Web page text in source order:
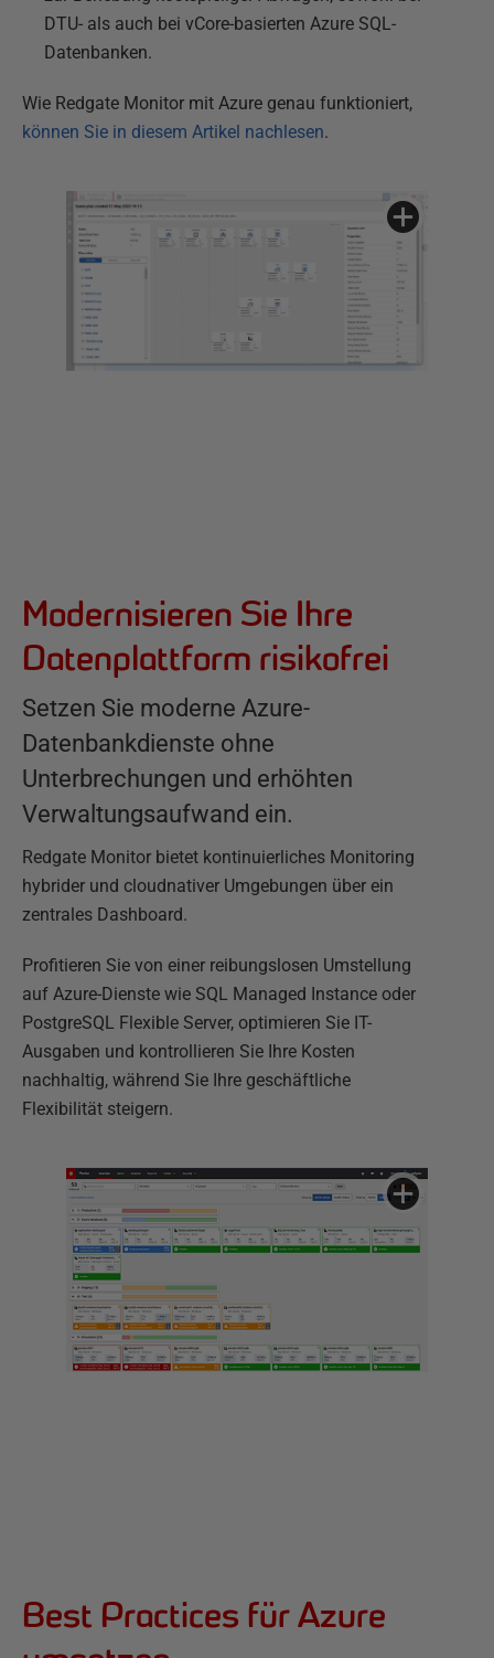
DTU- als auch bei vCore-basierten Azure SQL-
Datenbanken.
Wie Redgate Monitor mit Azure genau funktioniert,
können Sie in diesem Artikel nachlesen.
Modernisieren Sie Ihre
Datenplattform risikofrei
Setzen Sie moderne Azure-
Datenbankdienste ohne
Unterbrechungen und erhöhten
Verwaltungsaufwand ein.
Redgate Monitor bietet kontinuierliches Monitoring
hybrider und cloudnativer Umgebungen über ein
zentrales Dashboard.
Profitieren Sie von einer reibungslosen Umstellung
auf Azure-Dienste wie SQL Managed Instance oder
PostgreSQL Flexible Server, optimieren Sie IT-
Ausgaben und kontrollieren Sie Ihre Kosten
nachhaltig, während Sie Ihre geschäftliche
Flexibilität steigern.
Best Practices für Azure